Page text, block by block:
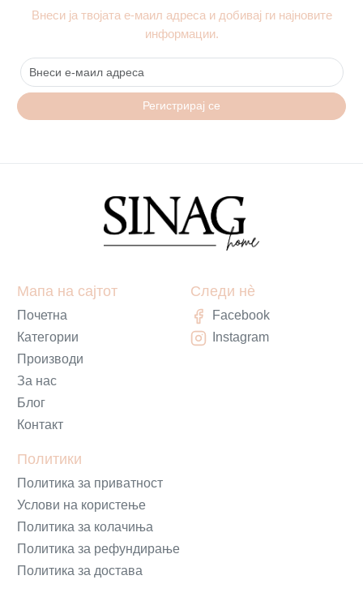
Внеси ја твојата е-маил адреса и добивај ги најновите
информации.
Регистрирај се
Мапа на сајтот
Почетна
Категории
Производи
За нас
Блог
Контакт
Политики
Политика за приватност
Услови на користење
Политика за колачиња
Политика за рефундирање
Политика за достава
Следи нè
Facebook
Instagram